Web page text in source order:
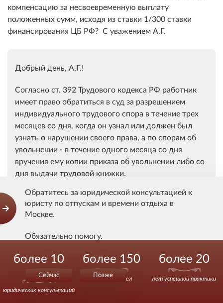
компенсацию за несвоевременную выплату
положенных сумм, исходя из ставки 1/300 ставки
финансирования ЦБ РФ? С уважением А.Г.
Добрый день, А.Г.!
Согласно ст. 392 Трудового кодекса РФ работник
имеет право обратиться в суд за разрешением
индивидуального трудового спора в течение трех
месяцев со дня, когда он узнал или должен был
узнать о нарушении своего права, а по спорам об
увольнении - в течение одного месяца со дня
вручения ему копии приказа об увольнении либо со
дня выдачи трудовой книжки.
В силу ст. 127 Трудового кодекса РФ, при
увольнении работнику выплачивается денежная
компенсация за все неиспользованные отпуска.
В соответствии со ст. 11 Конвенции
Международной организации труда N 132 "Об
оплачиваемых отпусках", принятой на 54-й сессии
Генеральной конференции Международной
организации труда в городе Женеве 24 июня 1970
Обратитесь за юридической консультацией к
юристу по отпускам и времени отдыха в
Москве.
Обязательно помогу.
Действуйте уверенно.
Сейчас Позже
более 10
000
юридических консультаций
более 150
выигранных дел
более 20
лет успешной практики